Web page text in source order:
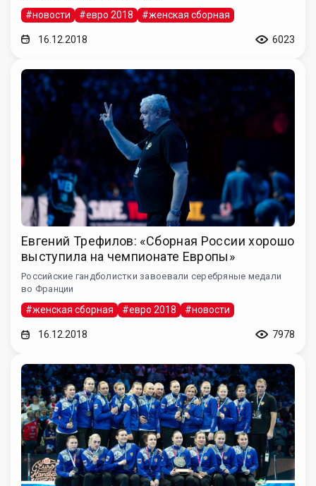
#новости #евро 2018 #женская сборная
16.12.2018 6023
Евгений Трефилов: «Сборная России хорошо
выступила на чемпионате Европы»
Российские гандболистки завоевали серебряные медали
во Франции
#женская сборная #евро 2018 #новости
16.12.2018 7978